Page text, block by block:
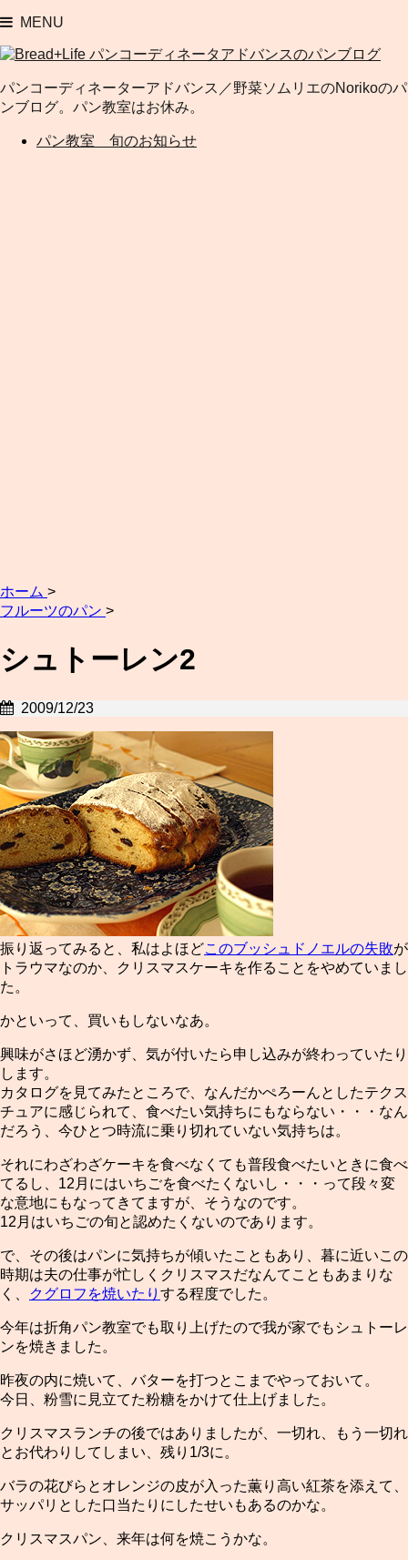
MENU
パンコーディネーターアドバンス／野菜ソムリエのNorikoのパ
ンブログ。パン教室はお休み。
パン教室 旬のお知らせ
ホーム >
フルーツのパン >
シュトーレン2
2009/12/23
振り返ってみると、私はよほどこのブッシュドノエルの失敗が
トラウマなのか、クリスマスケーキを作ることをやめていまし
た。
かといって、買いもしないなあ。
興味がさほど湧かず、気が付いたら申し込みが終わっていたり
します。
カタログを見てみたところで、なんだかぺろーんとしたテクス
チュアに感じられて、食べたい気持ちにもならない・・・なん
だろう、今ひとつ時流に乗り切れていない気持ちは。
それにわざわざケーキを食べなくても普段食べたいときに食べ
てるし、12月にはいちごを食べたくないし・・・って段々変
な意地にもなってきてますが、そうなのです。
12月はいちごの旬と認めたくないのであります。
で、その後はパンに気持ちが傾いたこともあり、暮に近いこの
時期は夫の仕事が忙しくクリスマスだなんてこともあまりな
く、
クグロフを焼いたり する程度でした。
今年は折角パン教室でも取り上げたので我が家でもシュトーレ
ンを焼きました。
昨夜の内に焼いて、バターを打つとこまでやっておいて。
今日、粉雪に見立てた粉糖をかけて仕上げました。
クリスマスランチの後ではありましたが、一切れ、もう一切れ
とお代わりしてしまい、残り1/3に。
バラの花びらとオレンジの皮が入った薫り高い紅茶を添えて、
サッパリとした口当たりにしたせいもあるのかな。
クリスマスパン、来年は何を焼こうかな。